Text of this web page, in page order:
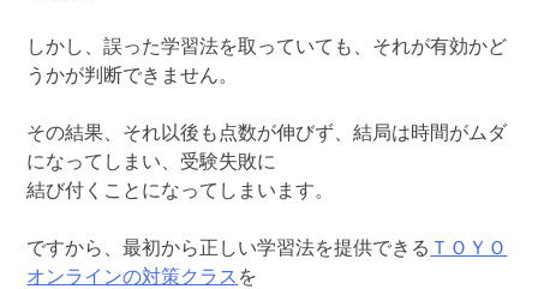
しかし、誤った学習法を取っていても、それが有効かど
うかが判断できません。
その結果、それ以後も点数が伸びず、結局は時間がムダ
になってしまい、受験失敗に
結び付くことになってしまいます。
ですから、最初から正しい学習法を提供できる ＴＯＹＯ
オンラインの対策クラス を